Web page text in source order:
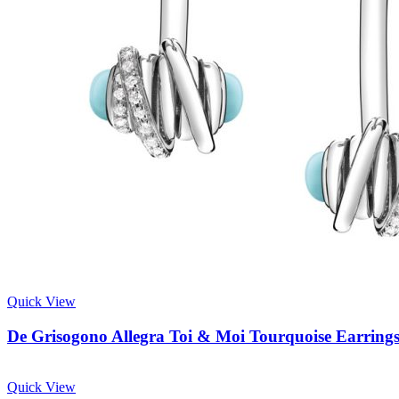
Quick View
De Grisogono Allegra Toi & Moi Tourquoise Earrings
Quick View